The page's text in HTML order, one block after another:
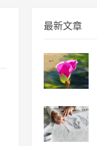
最新文章